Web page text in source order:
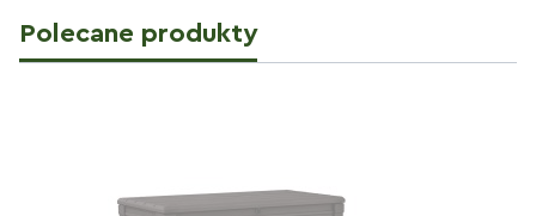
Polecane produkty